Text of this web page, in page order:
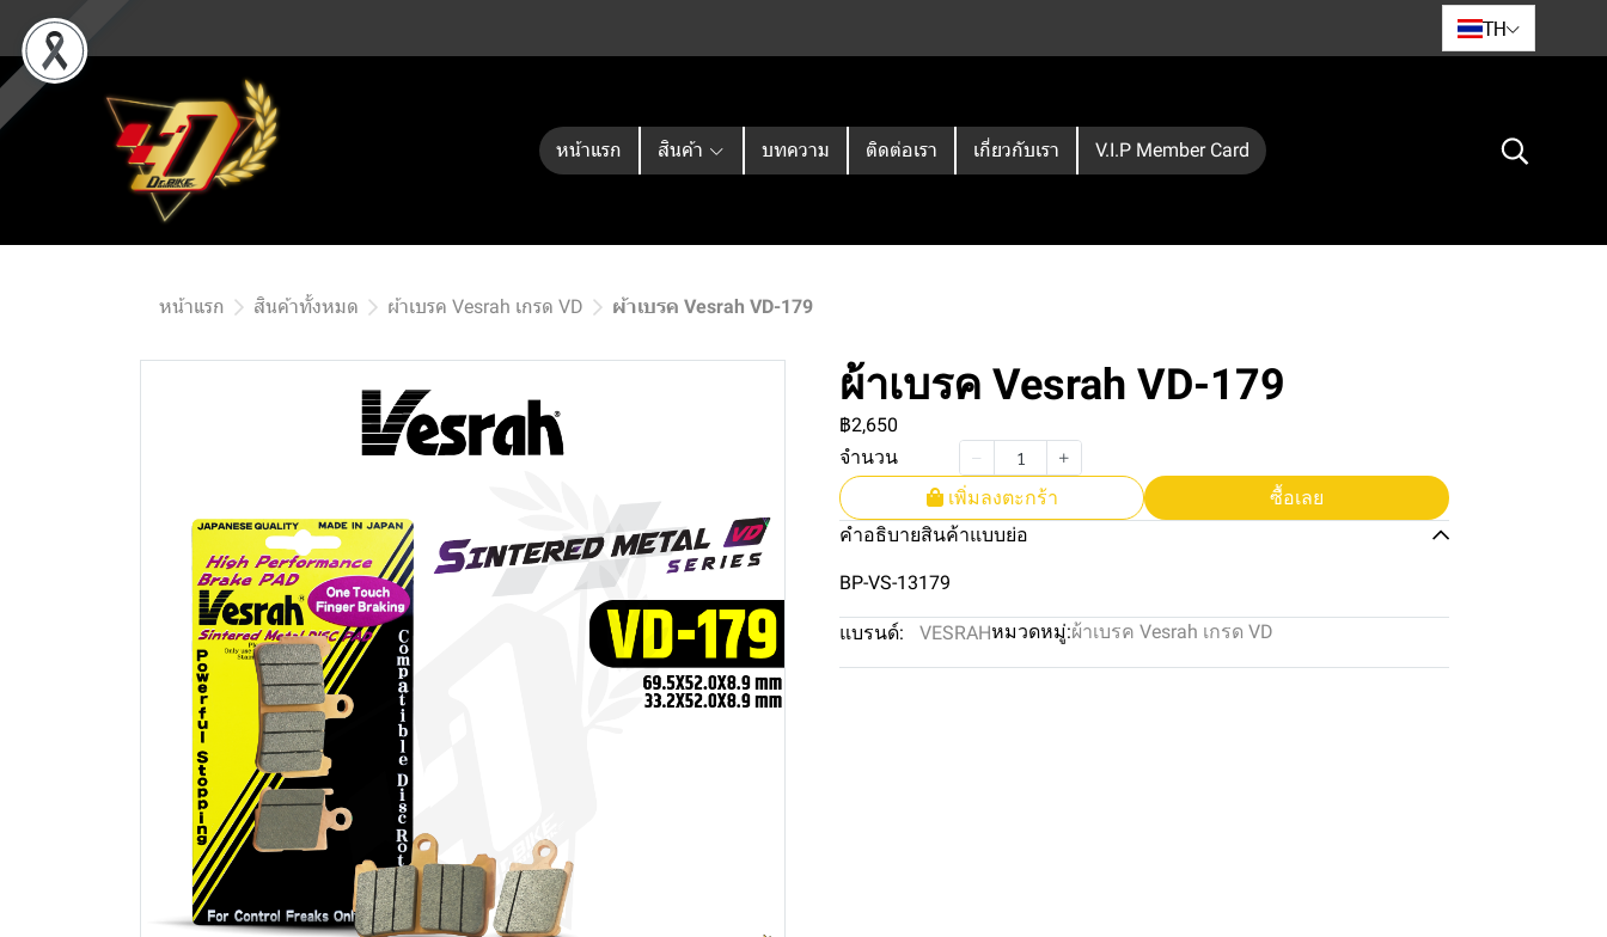
TH
หน้าแรก สินค้า บทความ ติดต่อเรา เกี่ยวกับเรา V.I.P Member Card
หน้าแรก สินค้าทั้งหมด ผ้าเบรค Vesrah เกรด VD ผ้าเบรค Vesrah VD-179
ผ้าเบรค Vesrah VD-179
฿2,650
จำนวน
เพิ่มลงตะกร้า
ซื้อเลย
คำอธิบายสินค้าแบบย่อ
BP-VS-13179
แบรนด์: VESRAHหมวดหมู่:ผ้าเบรค Vesrah เกรด VD